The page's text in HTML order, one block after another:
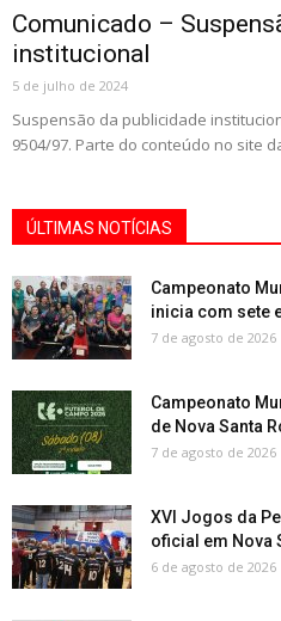
Comunicado –
institucional
5 de julho de 2024
Suspensão da publicidade
9504/97. Parte do conteúdo no site
ÚLTIMAS NOTÍCIAS
Campeonato
inicia com sete
7 de agosto de 2026
Campeonato
de Nova Santa
7 de agosto de 2026
XVI Jogos da
oficial em Nova
6 de agosto de 2026